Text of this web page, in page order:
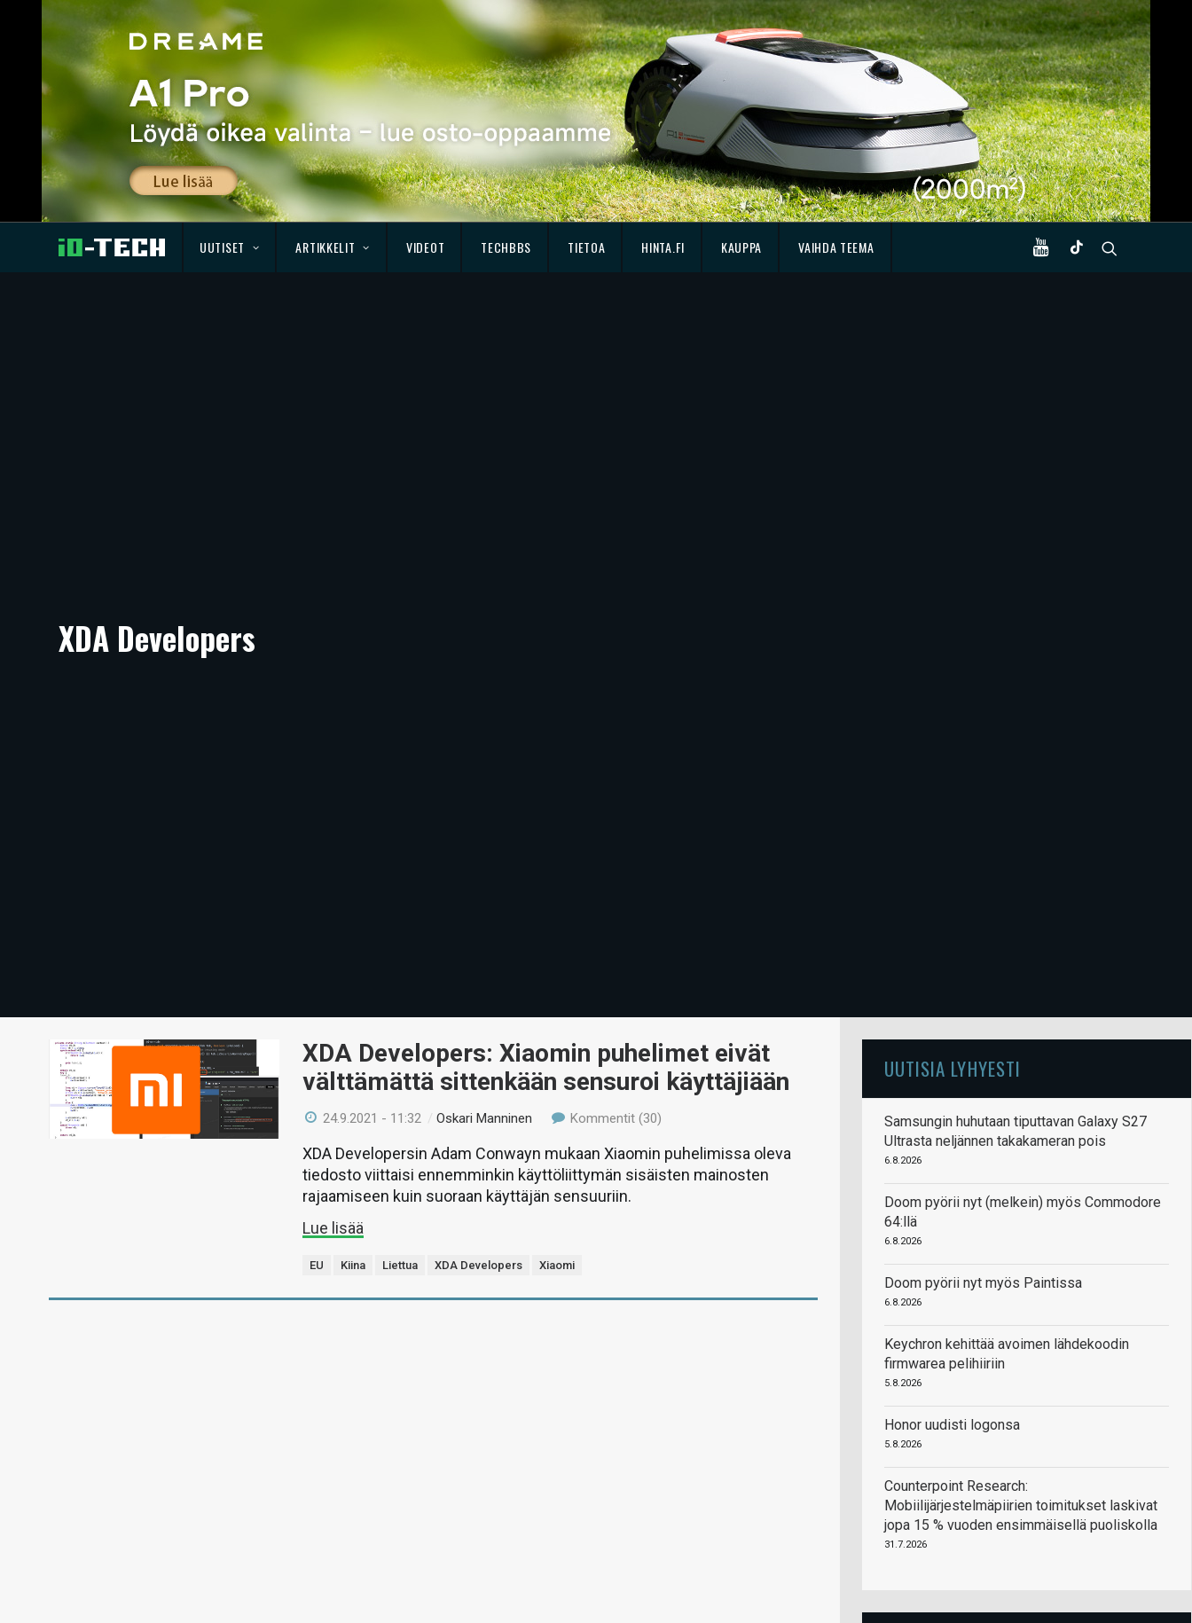
UUTISET ARTIKKELIT VIDEOT TECHBBS TIETOA HINTA.FI KAUPPA VAIHDA TEEMA
XDA Developers
XDA Developers: Xiaomin puhelimet eivät
välttämättä sittenkään sensuroi käyttäjiään
24.9.2021 - 11:32 /Oskari Manninen Kommentit (30)
XDA Developersin Adam Conwayn mukaan Xiaomin puhelimissa oleva
tiedosto viittaisi ennemminkin käyttöliittymän sisäisten mainosten
rajaamiseen kuin suoraan käyttäjän sensuuriin.
Lue lisää
EU Kiina Liettua XDA Developers Xiaomi
UUTISIA LYHYESTI
Samsungin huhutaan tiputtavan Galaxy S27
Ultrasta neljännen takakameran pois
6.8.2026
Doom pyörii nyt (melkein) myös Commodore
64:llä
6.8.2026
Doom pyörii nyt myös Paintissa
6.8.2026
Keychron kehittää avoimen lähdekoodin
firmwarea pelihiiriin
5.8.2026
Honor uudisti logonsa
5.8.2026
Counterpoint Research:
Mobiilijärjestelmäpiirien toimitukset laskivat
jopa 15 % vuoden ensimmäisellä puoliskolla
31.7.2026